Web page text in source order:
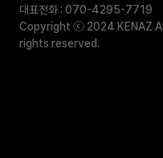
대표전화 : 070-4295-7719
Copyright ⓒ 2024 KENAZ All
rights reserved.